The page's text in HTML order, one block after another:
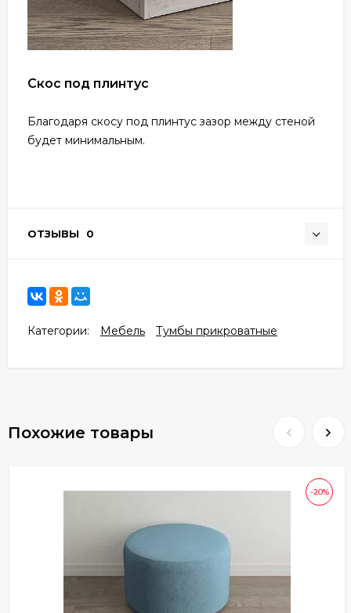
Скос под плинтус
Благодаря скосу под плинтус зазор между стеной
будет минимальным.
ОТЗЫВЫ 0
Категории: Мебель Тумбы прикроватные
Похожие товары
-20%